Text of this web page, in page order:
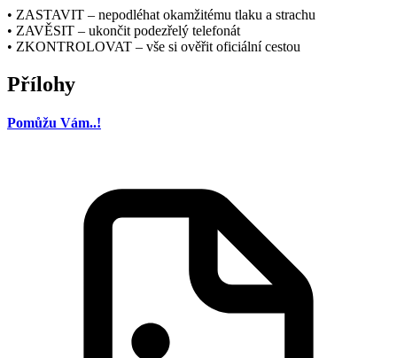
• ZASTAVIT – nepodléhat okamžitému tlaku a strachu
• ZAVĚSIT – ukončit podezřelý telefonát
• ZKONTROLOVAT – vše si ověřit oficiální cestou
Přílohy
Pomůžu Vám..!